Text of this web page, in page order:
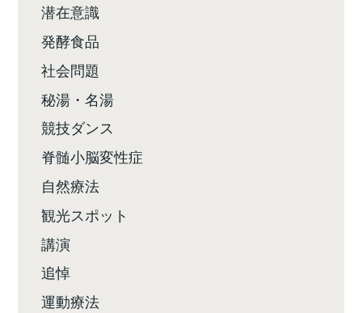
潜在意識
発酵食品
社会問題
秘湯・名湯
競技ダンス
脊髄小脳変性症
自然療法
観光スポット
講演
追悼
運動療法